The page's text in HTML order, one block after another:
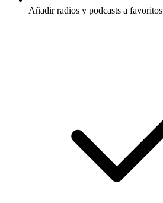
Añadir radios y podcasts a favoritos